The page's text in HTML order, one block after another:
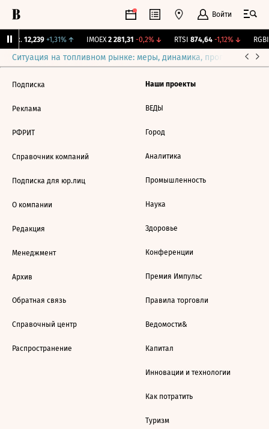
Войти
12,239 +1,31%↑ IMOEX 2 281,31 -0,2%↓ RTSI 874,64 -1,12%↓ RGBI
Ситуация на топливном рынке: меры, динамика, прогнозы
Подписка
Реклама
РФРИТ
Справочник компаний
Подписка для юр.лиц
О компании
Редакция
Менеджмент
Архив
Обратная связь
Справочный центр
Распространение
Наши проекты
ВЕДЫ
Город
Аналитика
Промышленность
Наука
Здоровье
Конференции
Премия Импульс
Правила торговли
Ведомости&
Капитал
Инновации и технологии
Как потратить
Туризм